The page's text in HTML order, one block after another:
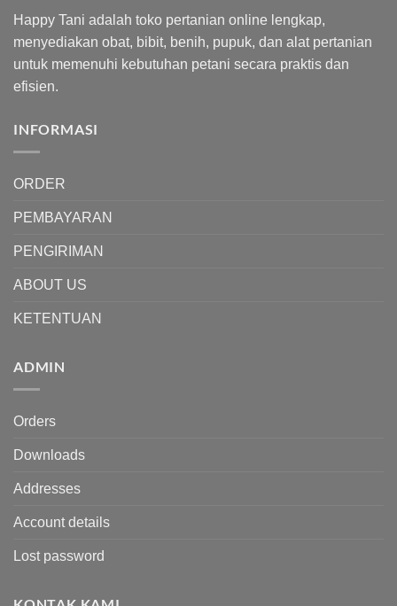
Happy Tani adalah toko pertanian online lengkap,
menyediakan obat, bibit, benih, pupuk, dan alat pertanian
untuk memenuhi kebutuhan petani secara praktis dan
efisien.
INFORMASI
ORDER
PEMBAYARAN
PENGIRIMAN
ABOUT US
KETENTUAN
ADMIN
Orders
Downloads
Addresses
Account details
Lost password